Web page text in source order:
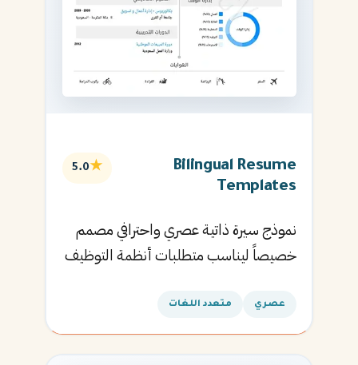
Bilingual Resume
Templates
★
5.0
نموذج سيرة ذاتية عصري واحترافي مصمم
خصيصاً ليناسب متطلبات أنظمة التوظيف
القادمة.
عصري متعدد اللغات